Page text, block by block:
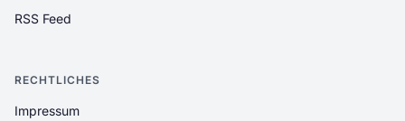
RSS Feed
RECHTLICHES
Impressum